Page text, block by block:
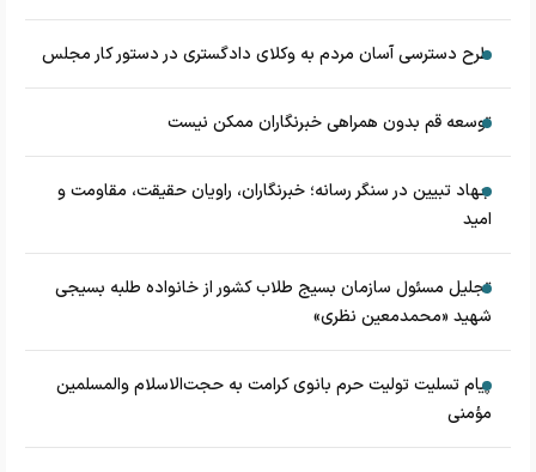
طرح دسترسی آسان مردم به وکلای دادگستری در دستور کار مجلس
توسعه قم بدون همراهی خبرنگاران ممکن نیست
جهاد تبیین در سنگر رسانه؛ خبرنگاران، راویان حقیقت، مقاومت و
امید
تجلیل مسئول سازمان بسیج طلاب کشور از خانواده طلبه بسیجی
شهید «محمدمعین نظری»
پیام تسلیت تولیت حرم بانوی کرامت به حجت‌الاسلام‌ و‌المسلمین
مؤمنی